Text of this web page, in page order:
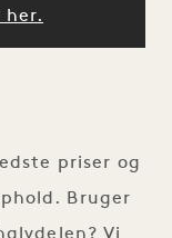
priser og
Bruger